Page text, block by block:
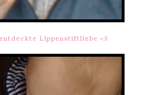
Lippenstiftliebe <3